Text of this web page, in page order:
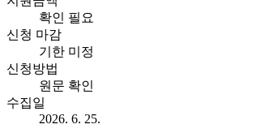
확인 필요
신청 마감
기한 미정
신청방법
원문 확인
수집일
2026. 6. 25.